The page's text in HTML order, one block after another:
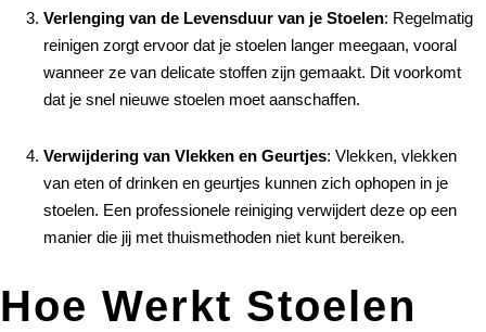
Verlenging van de Levensduur van je Stoelen: Regelmatig
reinigen zorgt ervoor dat je stoelen langer meegaan, vooral
wanneer ze van delicate stoffen zijn gemaakt. Dit voorkomt
dat je snel nieuwe stoelen moet aanschaffen.
Verwijdering van Vlekken en Geurtjes: Vlekken, vlekken
van eten of drinken en geurtjes kunnen zich ophopen in je
stoelen. Een professionele reiniging verwijdert deze op een
manier die jij met thuismethoden niet kunt bereiken.
Hoe Werkt Stoelen